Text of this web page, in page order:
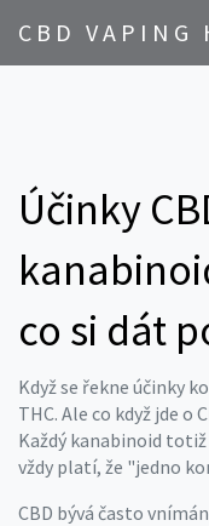
CBD VAPING
Účinky
co si dát
Když se řekne účinky
THC. Ale co když jde o
Každý kanabinoid
vždy platí, že "jedno
CBD bývá často